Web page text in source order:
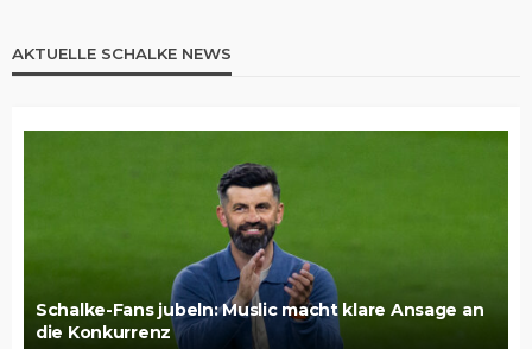
AKTUELLE SCHALKE NEWS
Schalke-Fans jubeln: Muslic macht klare Ansage an
die Konkurrenz